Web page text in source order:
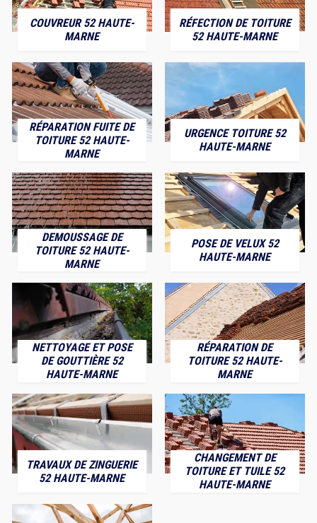
COUVREUR 52 HAUTE-
MARNE
RÉFECTION DE TOITURE
52 HAUTE-MARNE
RÉPARATION FUITE DE
TOITURE 52 HAUTE-
MARNE
URGENCE TOITURE 52
HAUTE-MARNE
DEMOUSSAGE DE
TOITURE 52 HAUTE-
MARNE
POSE DE VELUX 52
HAUTE-MARNE
NETTOYAGE ET POSE
DE GOUTTIÈRE 52
HAUTE-MARNE
RÉPARATION DE
TOITURE 52 HAUTE-
MARNE
TRAVAUX DE ZINGUERIE
52 HAUTE-MARNE
CHANGEMENT DE
TOITURE ET TUILE 52
HAUTE-MARNE